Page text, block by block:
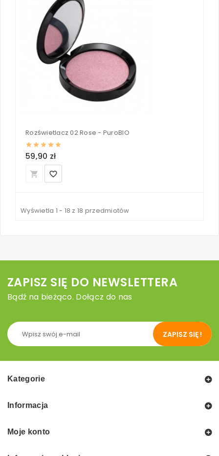
Rozświetlacz 02 Rose - PuroBIO
59,90 zł
local_grocery_store favorite_border
Wyświetla 1 - 18 z 18 przedmiotów
ZAPISZ SIĘ DO NEWSLETTERA
Bądź na bieżąco. Dołącz do nas
ZAPISZ SIĘ !
Kategorie
Informacja
Moje konto